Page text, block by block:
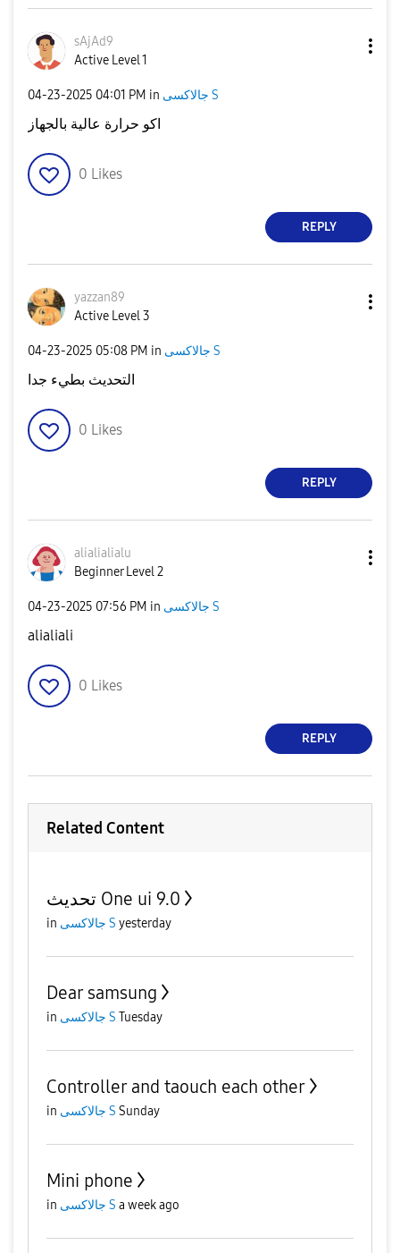
sAjAd9
Active Level 1
‎04-23-2025 04:01 PM in جالاكسى S
اكو حرارة عالية بالجهاز
0 Likes
REPLY
yazzan89
Active Level 3
‎04-23-2025 05:08 PM in جالاكسى S
التحديث بطيء جدا
0 Likes
REPLY
alialialialu
Beginner Level 2
‎04-23-2025 07:56 PM in جالاكسى S
alialiali
0 Likes
REPLY
Related Content
تحديث One ui 9.0
in جالاكسى S yesterday
Dear samsung
in جالاكسى S Tuesday
Controller and taouch each other
in جالاكسى S Sunday
Mini phone
in جالاكسى S a week ago